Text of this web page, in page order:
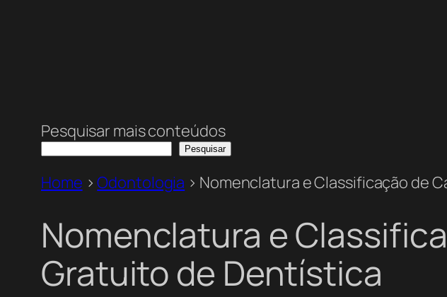
Pesquisar mais conteúdos
Pesquisar
Home >Odontologia > Nomenclatura e Classificação de
Nomenclatura e
Gratuito de Dentística